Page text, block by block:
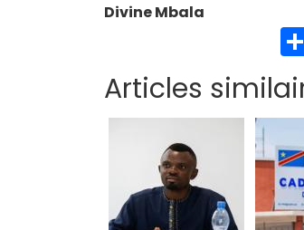
Divine Mbala
Articles